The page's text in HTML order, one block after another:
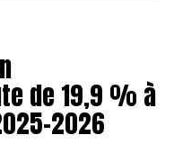
de 19,9 % à
2026